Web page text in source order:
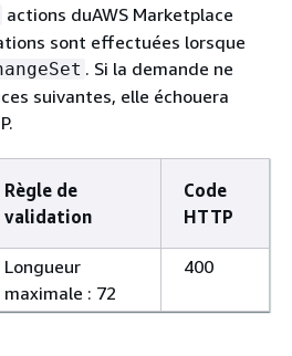
actions duAWS Marketplace
sont effectuées lorsque
. Si la demande ne
suivantes, elle échouera
Règle de
validation
Code
HTTP
Longueur
maximale : 72
400